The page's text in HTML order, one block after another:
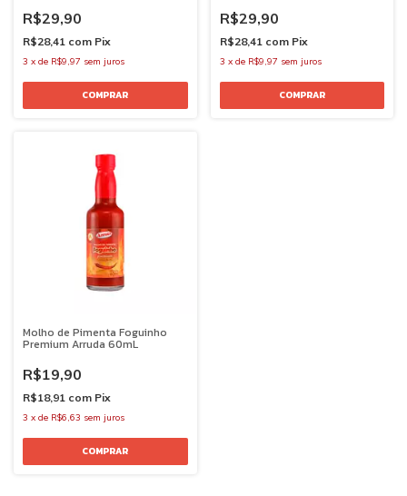
R$29,90
R$28,41 com Pix
3 x de R$9,97 sem juros
R$29,90
R$28,41 com Pix
3 x de R$9,97 sem juros
Molho de Pimenta Foguinho
Premium Arruda 60mL
R$19,90
R$18,91 com Pix
3 x de R$6,63 sem juros